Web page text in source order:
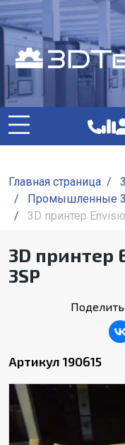
Главная страница /
/
Промышленные
/
3D принтер
3D принтер
3SP
Артикул 190615